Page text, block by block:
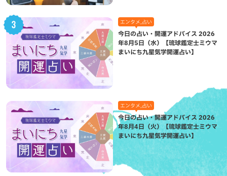
エンタメ,占い
今日の占い・開運アドバイス 2026
年8月5日（水）【琉球鑑定士ミウマ
まいにち九星気学開運占い】
エンタメ,占い
今日の占い・開運アドバイス 2026
年8月4日（火）【琉球鑑定士ミウマ
まいにち九星気学開運占い】